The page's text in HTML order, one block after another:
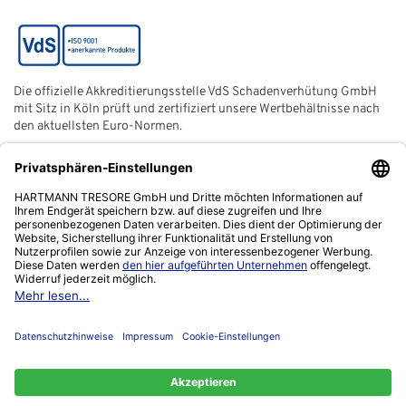
Kontakt
Die offizielle Akkreditierungsstelle VdS Schadenverhütung GmbH
mit Sitz in Köln prüft und zertifiziert unsere Wertbehältnisse nach
den aktuellsten Euro-Normen.
Der ECB (European Certification Body) ist eine neutrale und
unabhängige Zertifizierungsstelle der European Security
Systems Association e. V. (ESSA) mit Sitz in Frankfurt am Main.
Das Netzwerk "Zuhause sicher" ist ein gemeinnütziger Verein,
der Kriminalprävention einzusetzen.